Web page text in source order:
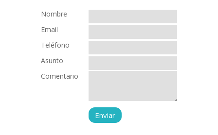
Nombre
Email
Teléfono
Asunto
Comentario